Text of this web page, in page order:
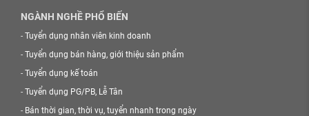
NGÀNH NGHỀ PHỔ BIẾN
- Tuyển dụng nhân viên kinh doanh
- Tuyển dụng bán hàng, giới thiệu sản phẩm
- Tuyển dụng kế toán
- Tuyển dụng PG/PB, Lễ Tân
- Bán thời gian, thời vụ, tuyển nhanh trong ngày